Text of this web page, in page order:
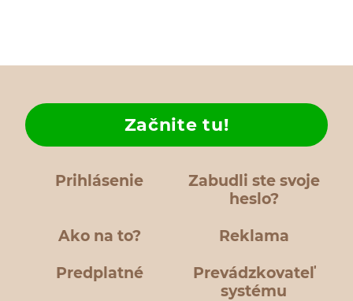
Prihlásenie
Zabudli ste svoje
heslo?
Ako na to?
Začnite tu!
Reklama
Predplatné
Prevádzkovateľ
systému